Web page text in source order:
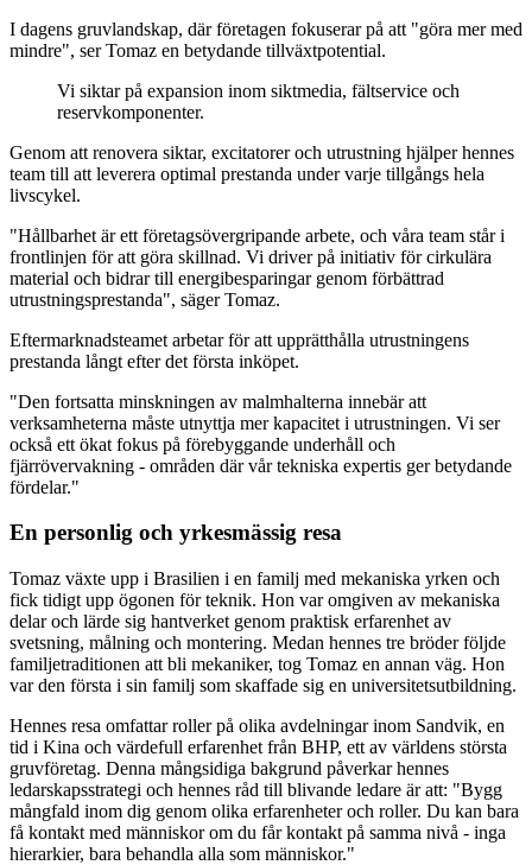
I dagens gruvlandskap, där företagen fokuserar på att "göra mer med
mindre", ser Tomaz en betydande tillväxtpotential.
Vi siktar på expansion inom siktmedia, fältservice och
reservkomponenter.
Genom att renovera siktar, excitatorer och utrustning hjälper hennes
team till att leverera optimal prestanda under varje tillgångs hela
livscykel.
"Hållbarhet är ett företagsövergripande arbete, och våra team står i
frontlinjen för att göra skillnad. Vi driver på initiativ för cirkulära
material och bidrar till energibesparingar genom förbättrad
utrustningsprestanda", säger Tomaz.
Eftermarknadsteamet arbetar för att upprätthålla utrustningens
prestanda långt efter det första inköpet.
"Den fortsatta minskningen av malmhalterna innebär att
verksamheterna måste utnyttja mer kapacitet i utrustningen. Vi ser
också ett ökat fokus på förebyggande underhåll och
fjärrövervakning - områden där vår tekniska expertis ger betydande
fördelar."
En personlig och yrkesmässig resa
Tomaz växte upp i Brasilien i en familj med mekaniska yrken och
fick tidigt upp ögonen för teknik. Hon var omgiven av mekaniska
delar och lärde sig hantverket genom praktisk erfarenhet av
svetsning, målning och montering. Medan hennes tre bröder följde
familjetraditionen att bli mekaniker, tog Tomaz en annan väg. Hon
var den första i sin familj som skaffade sig en universitetsutbildning.
Hennes resa omfattar roller på olika avdelningar inom Sandvik, en
tid i Kina och värdefull erfarenhet från BHP, ett av världens största
gruvföretag. Denna mångsidiga bakgrund påverkar hennes
ledarskapsstrategi och hennes råd till blivande ledare är att: "Bygg
mångfald inom dig genom olika erfarenheter och roller. Du kan bara
få kontakt med människor om du får kontakt på samma nivå - inga
hierarkier, bara behandla alla som människor."